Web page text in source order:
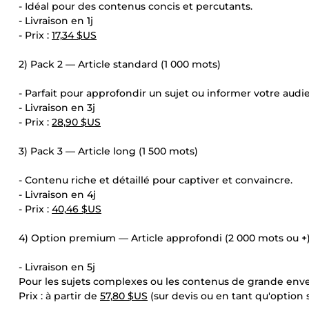
- Idéal pour des contenus concis et percutants.
- Livraison en 1j
- Prix : 17,34 $US
2) Pack 2 — Article standard (1 000 mots)
- Parfait pour approfondir un sujet ou informer votre
- Livraison en 3j
- Prix : 28,90 $US
3) Pack 3 — Article long (1 500 mots)
- Contenu riche et détaillé pour captiver et convaincre.
- Livraison en 4j
- Prix : 40,46 $US
4) Option premium — Article approfondi (2 000 mots ou +)
- Livraison en 5j
Pour les sujets complexes ou les contenus de grande
Prix : à partir de 57,80 $US (sur devis ou en tant qu'option